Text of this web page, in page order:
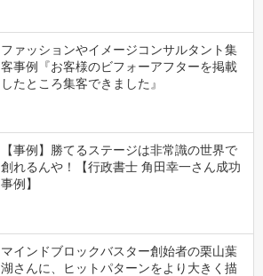
ファッションやイメージコンサルタント集
客事例『お客様のビフォーアフターを掲載
したところ集客できました』
【事例】勝てるステージは非常識の世界で
創れるんや！【行政書士 角田幸一さん成功
事例】
マインドブロックバスター創始者の栗山葉
湖さんに、ヒットパターンをより大きく描